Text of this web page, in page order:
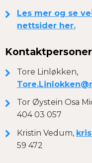
Les mer og se
nettsider her.
Kontaktpersoner
Tore Linløkken,
Tor Øystein Osa
404 03 057
Kristin Vedum,
59 472